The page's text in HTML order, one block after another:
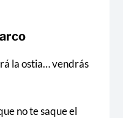
la ostia… vendrás
no te saque el